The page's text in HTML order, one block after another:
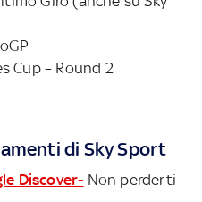
Cup – Round 2
di Sky Sport
Discover- Non perderti